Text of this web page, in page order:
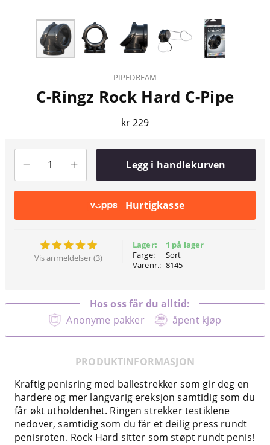
PIPEDREAM
C-Ringz Rock Hard C-Pipe
kr 229
Legg i handlekurven
Hurtigkasse
Vis anmeldelser (3)
Lager:
Farge:
Varenr.:
1 på lager
Sort
8145
Anonyme pakker åpent kjøp
Hos oss får du alltid:
PRODUKTINFORMASJON
Kraftig penisring med ballestrekker som gir deg en
hardere og mer langvarig ereksjon samtidig som du
får økt utholdenhet. Ringen strekker testiklene
nedover, samtidig som du får et deilig press rundt
penisroten. Rock Hard sitter som støpt rundt penis!